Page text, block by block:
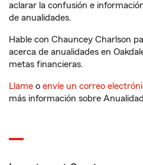
aclarar la confusión e
de anualidades.
Hable con Chauncey Charlson
acerca de anualidades en
metas financieras.
Llame o envíe un correo
más información sobre